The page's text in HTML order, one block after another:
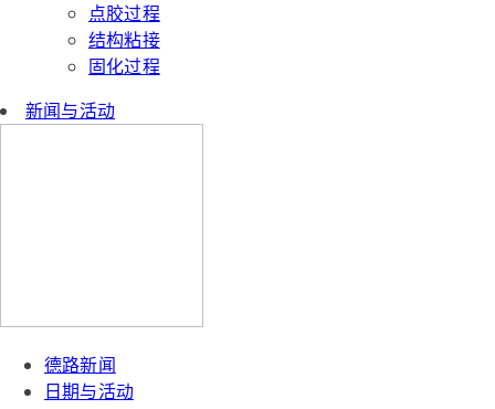
点胶过程
结构粘接
固化过程
新闻与活动
德路新闻
日期与活动